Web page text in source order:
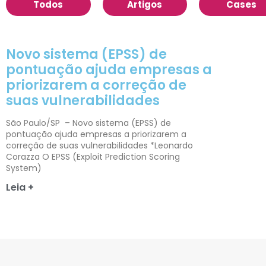
Todos Artigos Cases
Novo sistema (EPSS) de
pontuação ajuda empresas a
priorizarem a correção de
suas vulnerabilidades
São Paulo/SP – Novo sistema (EPSS) de
pontuação ajuda empresas a priorizarem a
correção de suas vulnerabilidades *Leonardo
Corazza O EPSS (Exploit Prediction Scoring
System)
Leia +